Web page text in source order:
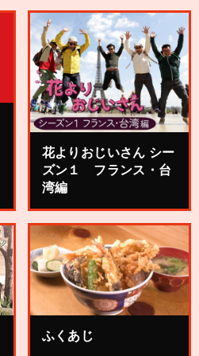
花よりおじいさん シー
ズン１ フランス・台
湾編
ふくあじ